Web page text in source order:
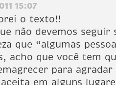
15:07
o texto!!
não devemos seguir
que “algumas
acho que você tem
para
em alguns